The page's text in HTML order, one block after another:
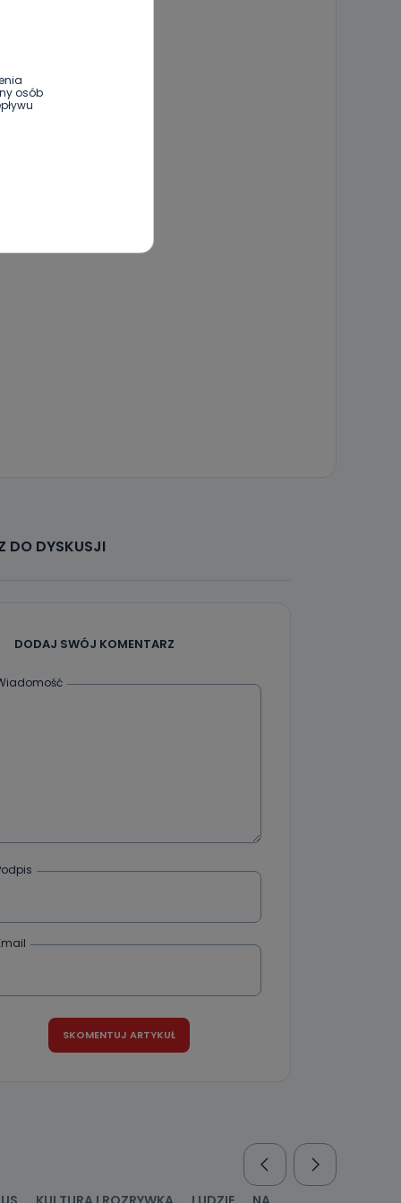
osób
oraz
DO DYSKUSJI
DODAJ SWÓJ KOMENTARZ